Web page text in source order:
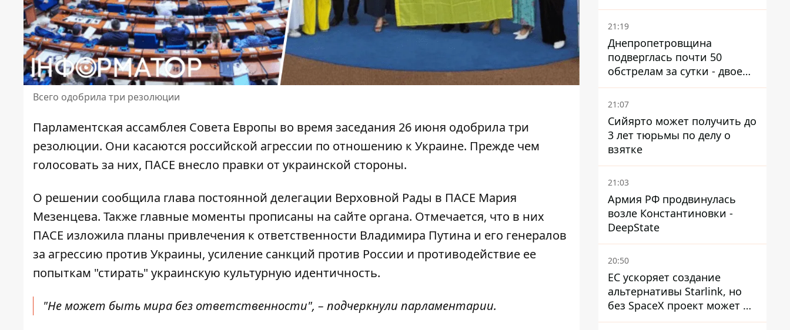
Всего одобрила три резолюции
Парламентская ассамблея Совета Европы во время заседания 26 июня одобрила три
резолюции. Они касаются российской агрессии по отношению к Украине. Прежде чем
голосовать за них, ПАСЕ внесло правки от украинской стороны.
О решении сообщила глава постоянной делегации Верховной Рады в ПАСЕ Мария
Мезенцева. Также главные моменты прописаны на сайте органа. Отмечается, что в них
ПАСЕ изложила планы привлечения к ответственности Владимира Путина и его генералов
за агрессию против Украины, усиление санкций против России и противодействие ее
попыткам "стирать" украинскую культурную идентичность.
"Не может быть мира без ответственности", – подчеркнули парламентарии.
21:19
Днепропетровщина
подверглась почти 50
обстрелам за сутки - двое
погибших, шесть
пострадавших
21:07
Сийярто может получить до
3 лет тюрьмы по делу о
взятке
21:03
Армия РФ продвинулась
возле Константиновки -
DeepState
20:50
ЕС ускоряет создание
альтернативы Starlink, но
без SpaceX проект может не
обойтись